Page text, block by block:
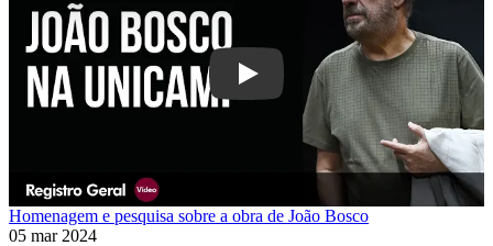
Play
Homenagem e pesquisa sobre a obra de João Bosco
05 mar 2024